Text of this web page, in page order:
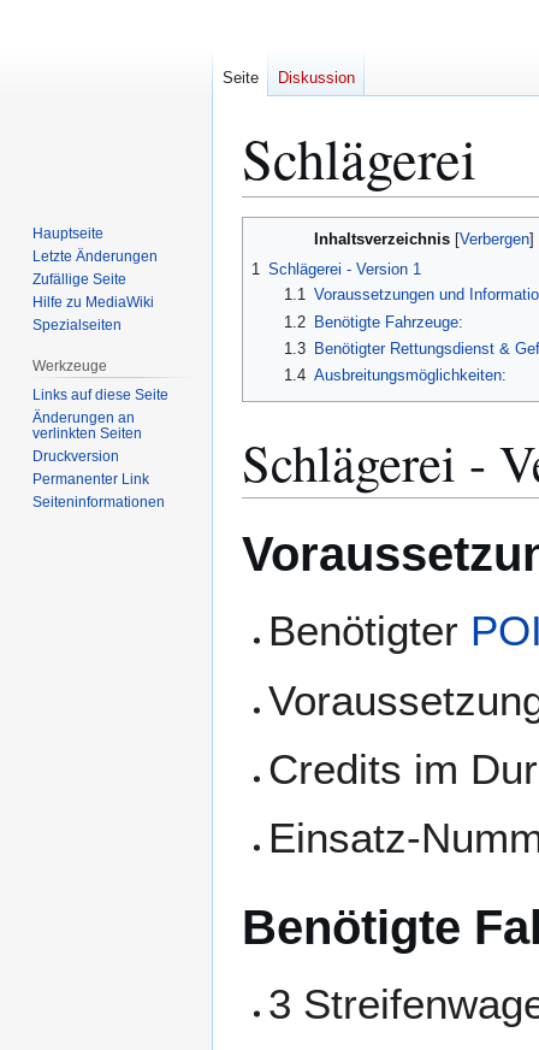
Schlägerei
Inhaltsverzeichnis
1 Schlägerei - Version 1
1.1 Voraussetzungen und
1.2
Benötigte Fahrzeuge:
1.3
Benötigter Rettungsdienst &
1.4 Ausbreitungsmöglichkeiten:
Schlägerei -
Benötigter
Credits im
Einsatz-
Benötigte
3
Seite Diskussion
Hauptseite
Letzte Änderungen
Zufällige Seite
Hilfe zu MediaWiki
Spezialseiten
Werkzeuge
Links auf diese Seite
Änderungen an
verlinkten Seiten
Druckversion
Permanenter Link
Seiten­­informationen